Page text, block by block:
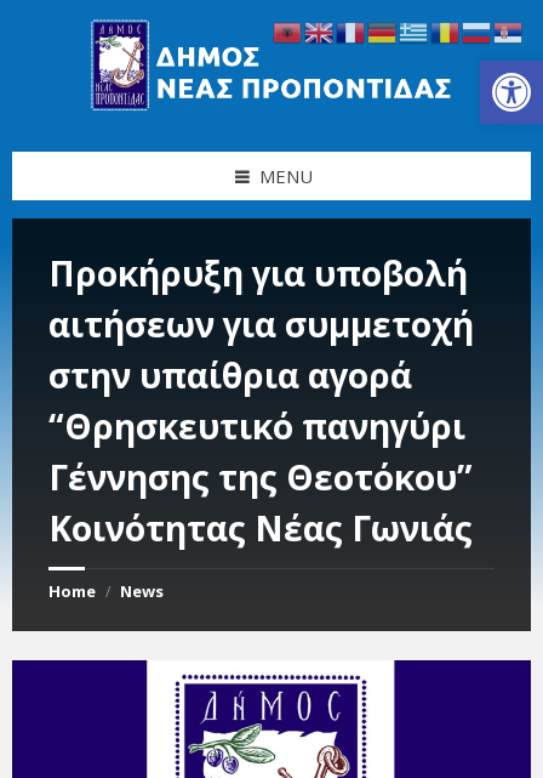
Ανοίξτε τη γραμμή εργαλείων
MENU
Προκήρυξη για υποβολή
αιτήσεων για συμμετοχή
στην υπαίθρια αγορά
“Θρησκευτικό πανηγύρι
Γέννησης της Θεοτόκου”
Κοινότητας Νέας Γωνιάς
Home / News